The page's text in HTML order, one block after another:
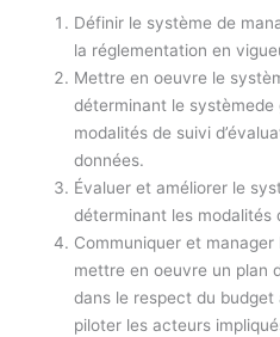
Définir le système de
la réglementation en
Mettre en oeuvre le
déterminant le
modalités de suivi
données.
Évaluer et améliorer le
déterminant les modalités
Communiquer et
mettre en oeuvre un plan
dans le respect du budget
piloter les acteurs